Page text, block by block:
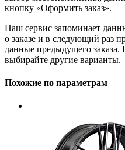
кнопку «Оформить заказ».
Наш сервис запоминает
о заказе и в следующий раз
данные предыдущего заказа.
выбирайте другие варианты.
Похожие по параметрам